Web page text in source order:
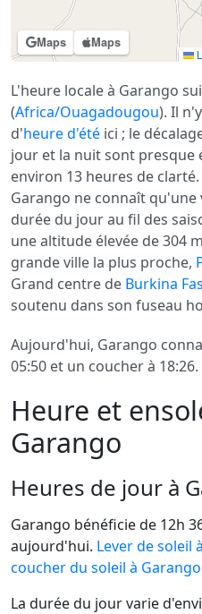
Maps Maps
L'heure locale à Garango
(Africa/Ouagadougou). Il
d'heure d'été ici ; le
jour et la nuit sont presque
environ 13 heures de
Garango ne connaît
durée du jour au fil des
une altitude élevée de 304
grande ville la plus proche,
Grand centre de Burkina
soutenu dans son fuseau
Aujourd'hui, Garango
05:50 et un coucher à 18:26.
Heure et
Garango
Heures de jour à
Garango bénéficie de 12h
aujourd'hui. Lever de soleil
coucher du soleil à Garango
La durée du jour varie